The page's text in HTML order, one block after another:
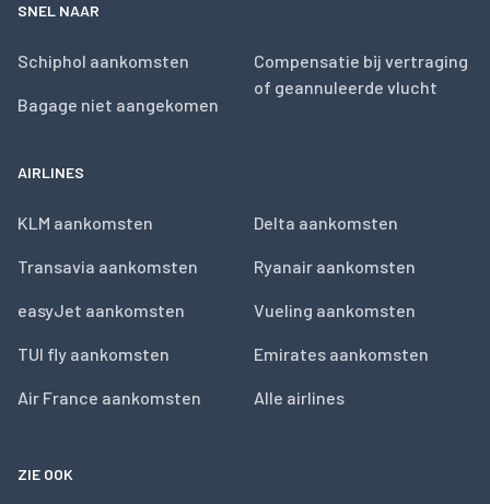
SNEL NAAR
Schiphol aankomsten
Bagage niet aangekomen
Compensatie bij vertraging
of geannuleerde vlucht
AIRLINES
KLM aankomsten
Transavia aankomsten
easyJet aankomsten
TUI fly aankomsten
Air France aankomsten
Delta aankomsten
Ryanair aankomsten
Vueling aankomsten
Emirates aankomsten
Alle airlines
ZIE OOK